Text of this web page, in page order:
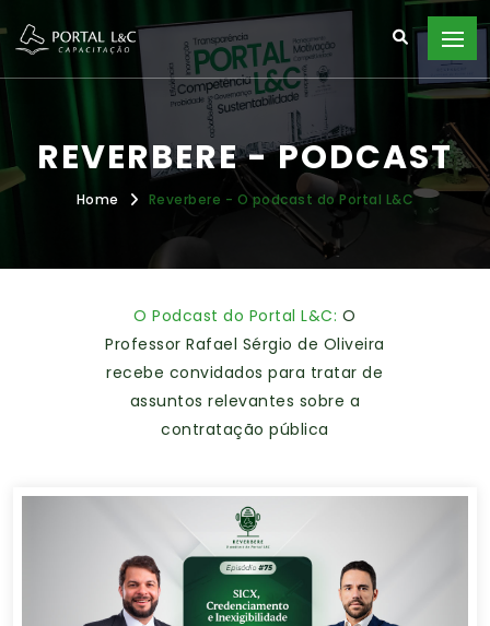
REVERBERE - PODCAST
Home Reverbere - O podcast do Portal L&C
O Podcast do Portal L&C: O
Professor Rafael Sérgio de Oliveira
recebe convidados para tratar de
assuntos relevantes sobre a
contratação pública